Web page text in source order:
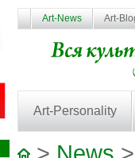
Art-News Art-
Art-Personality